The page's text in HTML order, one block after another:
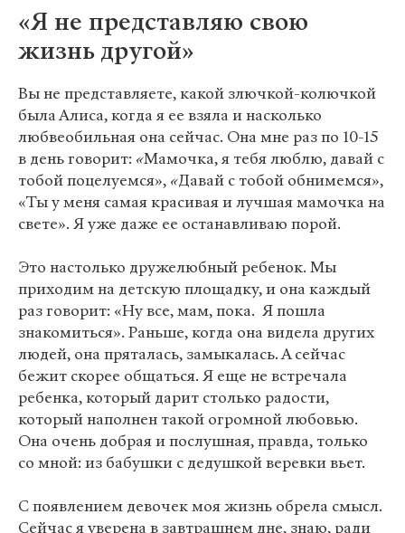
«Я не представляю свою
жизнь другой»
Вы не представляете, какой злючкой-колючкой
была Алиса, когда я ее взяла и насколько
любвеобильная она сейчас. Она мне раз по 10-15
в день говорит: «Мамочка, я тебя люблю, давай с
тобой поцелуемся», «Давай с тобой обнимемся»,
«Ты у меня самая красивая и лучшая мамочка на
свете». Я уже даже ее останавливаю порой.
Это настолько дружелюбный ребенок. Мы
приходим на детскую площадку, и она каждый
раз говорит: «Ну все, мам, пока. Я пошла
знакомиться». Раньше, когда она видела других
людей, она пряталась, замыкалась. А сейчас
бежит скорее общаться. Я еще не встречала
ребенка, который дарит столько радости,
который наполнен такой огромной любовью.
Она очень добрая и послушная, правда, только
со мной: из бабушки с дедушкой веревки вьет.
С появлением девочек моя жизнь обрела смысл.
Сейчас я уверена в завтрашнем дне, знаю, ради